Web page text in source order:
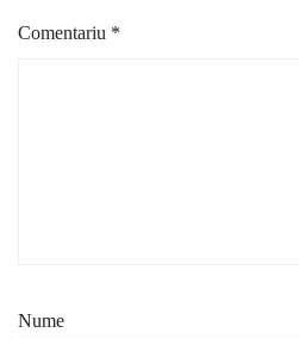
Comentariu *
Nume